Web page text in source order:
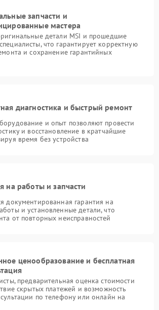
запчасти и
мастера
детали MSI и прошедшие
что гарантирует корректную
и сохранение гарантийных
диагностика и быстрый ремонт
и опыт позволяют провести
и восстановление в кратчайшие
время без устройства
на работы и запчасти
документированная гарантия на
и установленные детали, что
от повторных неисправностей
ценообразование и бесплатная
предварительная оценка стоимости
скрытых платежей и возможность
по телефону или онлайн на